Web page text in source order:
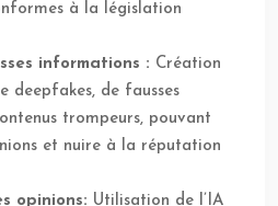
à la législation
informations : Création
deepfakes, de fausses
trompeurs, pouvant
et nuire à la réputation
opinions: Utilisation de l’IA